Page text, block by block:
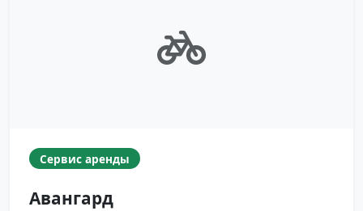
Сервис аренды
Авангард